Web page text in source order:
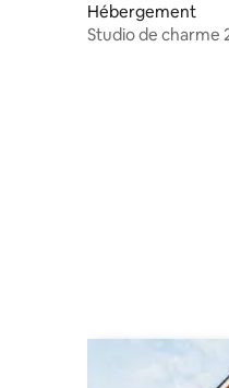
Hébergement
Studio de charme